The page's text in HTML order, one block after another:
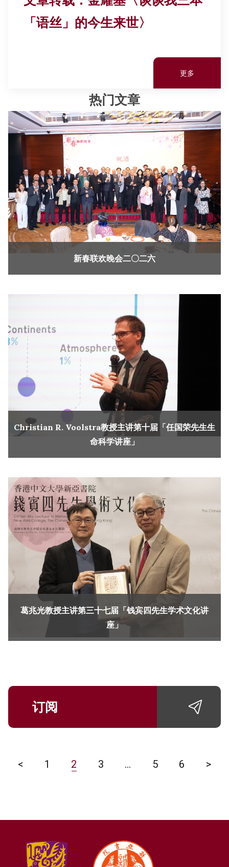
「语丝」的今生来世〉
更多
热门文章
新春联欢晚会二〇二六
Christian R. Voolstra教授主讲第十届「任国荣先生生
命科学讲座」
葛兆光教授主讲第三十七届「钱宾四先生学术文化讲
座」
订阅
< 1 2 3 … 5 6 >